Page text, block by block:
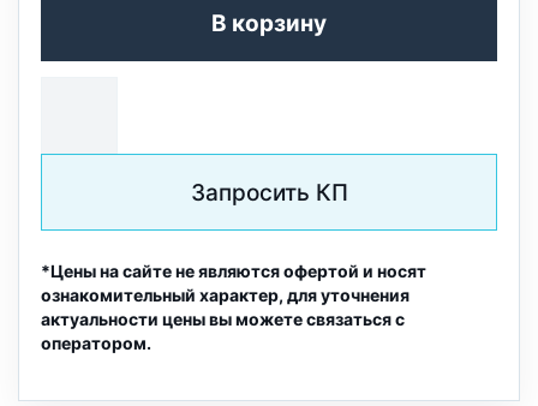
В корзину
Запросить КП
*Цены на сайте не являются офертой и носят
ознакомительный характер, для уточнения
актуальности цены вы можете связаться с
оператором.